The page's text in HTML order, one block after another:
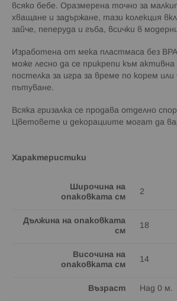
всяко бебе. Оразмерена точно за
хващане и задържане, тази колекция
зайче, пеперуда и гъба, всички в
Изработена от мека пластмаса без
може лесно да се прикрепи към
постелка за игра за време по корем
пътуване.
Всяка гризалка се продава отделно
Цветовете и декорациите могат да
Характеристики
Широчина на
опаковката см
2
Дължина на опаковката
см
18
Височина на
опаковката см
14
Възраст Над 0 м.